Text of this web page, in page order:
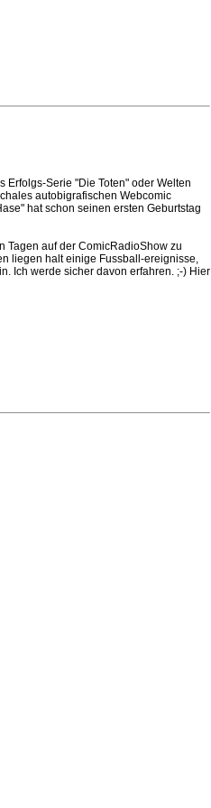
Serie "Die Toten" oder Welten
autobigrafischen Webcomic
hat schon seinen ersten Geburtstag
Tagen auf der ComicRadioShow zu
liegen halt einige Fussball-ereignisse,
Ich werde sicher davon erfahren. ;-) Hier